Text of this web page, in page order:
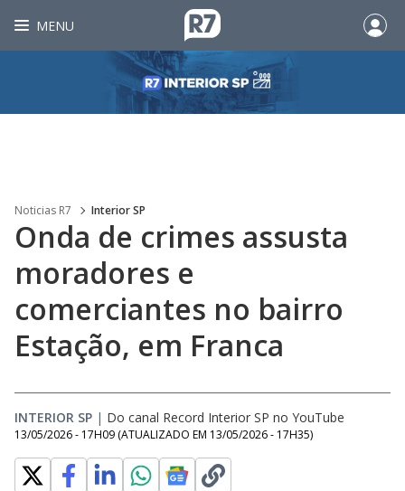
MENU
Noticias R7 Interior SP
Onda de crimes assusta
moradores e
comerciantes no bairro
Estação, em Franca
INTERIOR SP | Do canal Record Interior SP no YouTube
13/05/2026 - 17H09 (ATUALIZADO EM 13/05/2026 - 17H35)